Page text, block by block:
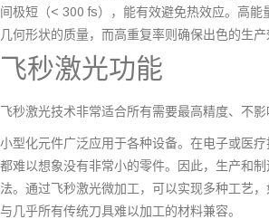
间极短（< 300 fs），能有效避免热效应。高能
几何形状的质量，而高重复率则确保出色的生产
飞秒激光功能
飞秒激光技术非常适合所有需要最高精度、不影
小型化元件广泛应用于各种设备。在电子或医疗
都难以想象没有非常小的零件。因此，生产和
法。通过飞秒激光微加工，可以实现多种工艺
与几乎所有传统刀具难以加工的材料兼容。